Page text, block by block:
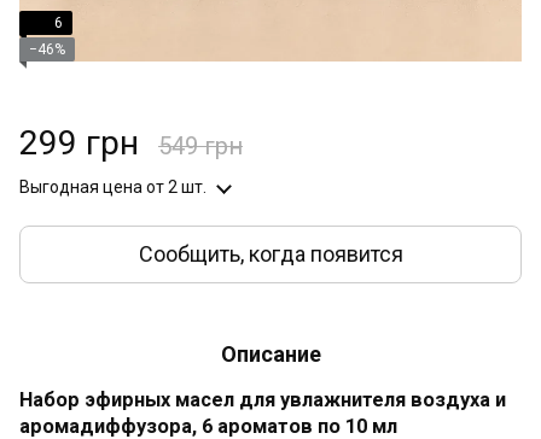
6
−46%
299 грн 549 грн
Выгодная цена от 2 шт.
Сообщить, когда появится
Описание
Набор эфирных масел для увлажнителя воздуха и
аромадиффузора, 6 ароматов по 10 мл